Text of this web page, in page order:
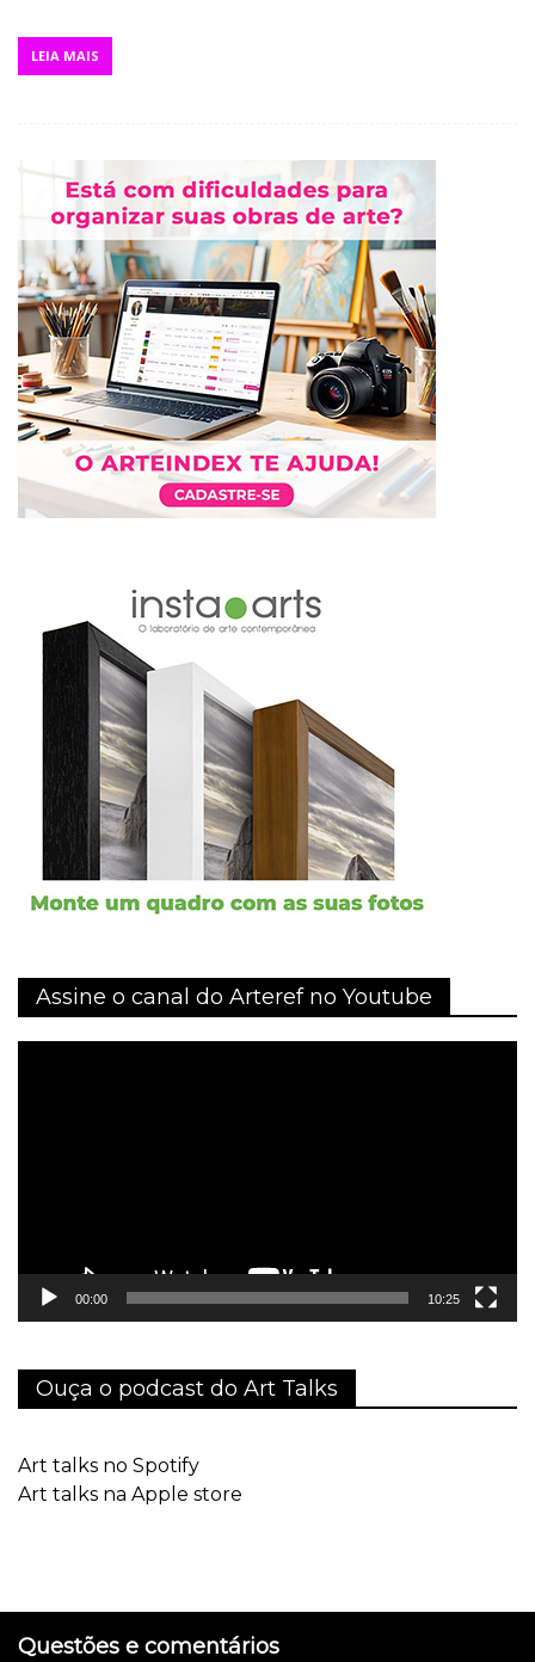
LEIA MAIS
Assine o canal do Arteref no Youtube
00:00 10:25
Ouça o podcast do Art Talks
Art talks no Spotify
Art talks na Apple store
Questões e comentários